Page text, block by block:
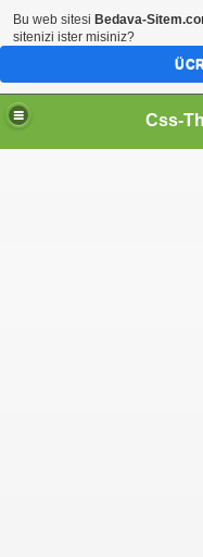
Bu web sitesi Bedava-
sitenizi ister misiniz?